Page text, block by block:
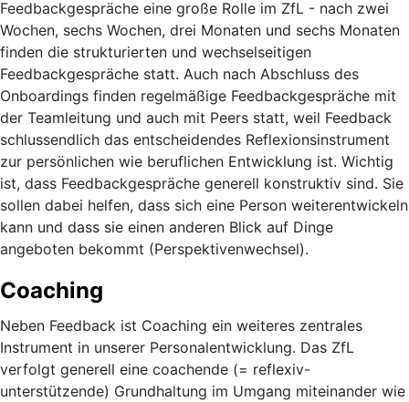
Feedbackgespräche eine große Rolle im ZfL - nach zwei
Wochen, sechs Wochen, drei Monaten und sechs Monaten
finden die strukturierten und wechselseitigen
Feedbackgespräche statt. Auch nach Abschluss des
Onboardings finden regelmäßige Feedbackgespräche mit
der Teamleitung und auch mit Peers statt, weil Feedback
schlussendlich das entscheidendes Reflexionsinstrument
zur persönlichen wie beruflichen Entwicklung ist. Wichtig
ist, dass Feedbackgespräche generell konstruktiv sind. Sie
sollen dabei helfen, dass sich eine Person weiterentwickeln
kann und dass sie einen anderen Blick auf Dinge
angeboten bekommt (Perspektivenwechsel).
Coaching
Neben Feedback ist Coaching ein weiteres zentrales
Instrument in unserer Personalentwicklung. Das ZfL
verfolgt generell eine coachende (= reflexiv-
unterstützende) Grundhaltung im Umgang miteinander wie